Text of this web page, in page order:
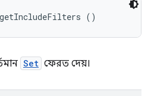
()
Set ফেরত দেয়।